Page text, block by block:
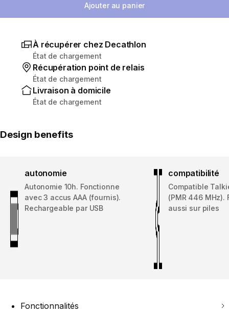
Ajouter au panier
À récupérer chez Decathlon
État de chargement
Récupération point de relais
État de chargement
Livraison à domicile
État de chargement
Design benefits
autonomie
Autonomie 10h. Fonctionne
avec 3 accus AAA (fournis).
Rechargeable par USB
compatibilité
Compatible
(PMR 446 MHz).
aussi sur piles
Fonctionnalités